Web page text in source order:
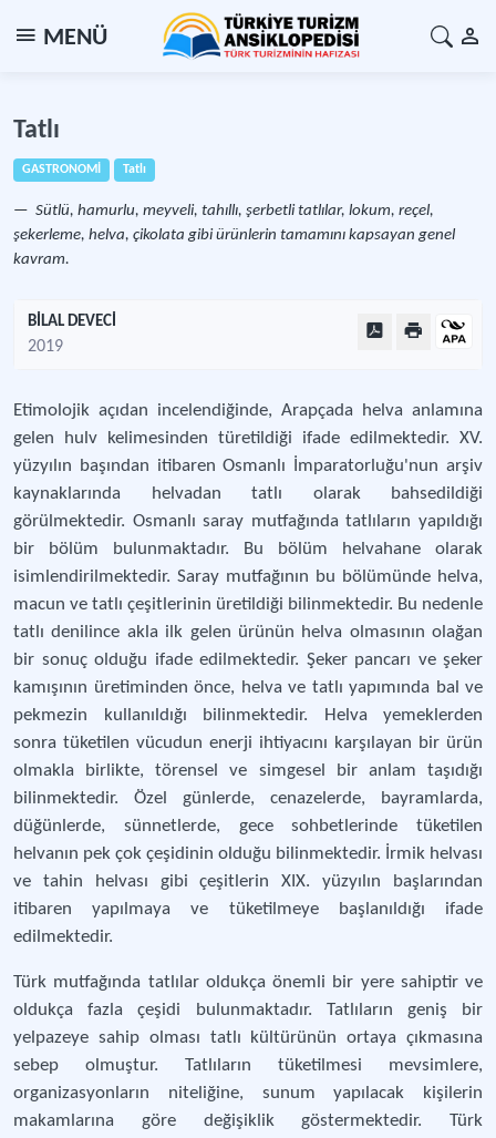
MENÜ
Tatlı
GASTRONOMİ Tatlı
Sütlü, hamurlu, meyveli, tahıllı, şerbetli tatlılar, lokum, reçel,
şekerleme, helva, çikolata gibi ürünlerin tamamını kapsayan genel
kavram.
BİLAL DEVECİ
2019
Etimolojik açıdan incelendiğinde, Arapçada helva anlamına
gelen hulv kelimesinden türetildiği ifade edilmektedir. XV.
yüzyılın başından itibaren Osmanlı İmparatorluğu'nun arşiv
kaynaklarında helvadan tatlı olarak bahsedildiği
görülmektedir. Osmanlı saray mutfağında tatlıların yapıldığı
bir bölüm bulunmaktadır. Bu bölüm helvahane olarak
isimlendirilmektedir. Saray mutfağının bu bölümünde helva,
macun ve tatlı çeşitlerinin üretildiği bilinmektedir. Bu nedenle
tatlı denilince akla ilk gelen ürünün helva olmasının olağan
bir sonuç olduğu ifade edilmektedir. Şeker pancarı ve şeker
kamışının üretiminden önce, helva ve tatlı yapımında bal ve
pekmezin kullanıldığı bilinmektedir. Helva yemeklerden
sonra tüketilen vücudun enerji ihtiyacını karşılayan bir ürün
olmakla birlikte, törensel ve simgesel bir anlam taşıdığı
bilinmektedir. Özel günlerde, cenazelerde, bayramlarda,
düğünlerde, sünnetlerde, gece sohbetlerinde tüketilen
helvanın pek çok çeşidinin olduğu bilinmektedir. İrmik helvası
ve tahin helvası gibi çeşitlerin XIX. yüzyılın başlarından
itibaren yapılmaya ve tüketilmeye başlanıldığı ifade
edilmektedir.
Türk mutfağında tatlılar oldukça önemli bir yere sahiptir ve
oldukça fazla çeşidi bulunmaktadır. Tatlıların geniş bir
yelpazeye sahip olması tatlı kültürünün ortaya çıkmasına
sebep olmuştur. Tatlıların tüketilmesi mevsimlere,
organizasyonların niteliğine, sunum yapılacak kişilerin
makamlarına göre değişiklik göstermektedir. Türk